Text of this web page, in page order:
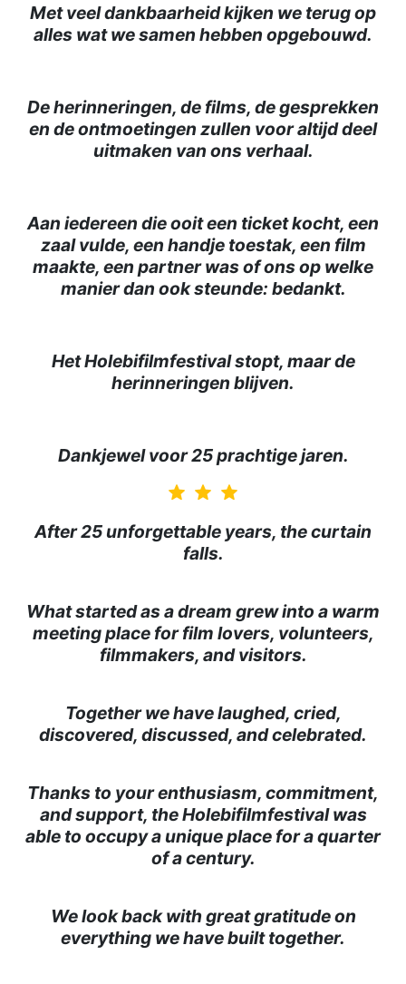
Met veel dankbaarheid kijken we terug op
alles wat we samen hebben opgebouwd.
De herinneringen, de films, de gesprekken
en de ontmoetingen zullen voor altijd deel
uitmaken van ons verhaal.
Aan iedereen die ooit een ticket kocht, een
zaal vulde, een handje toestak, een film
maakte, een partner was of ons op welke
manier dan ook steunde: bedankt.
Het Holebifilmfestival stopt, maar de
herinneringen blijven.
Dankjewel voor 25 prachtige jaren.
star star star
After 25 unforgettable years, the curtain
falls.
What started as a dream grew into a warm
meeting place for film lovers, volunteers,
filmmakers, and visitors.
Together we have laughed, cried,
discovered, discussed, and celebrated.
Thanks to your enthusiasm, commitment,
and support, the Holebifilmfestival was
able to occupy a unique place for a quarter
of a century.
We look back with great gratitude on
everything we have built together.